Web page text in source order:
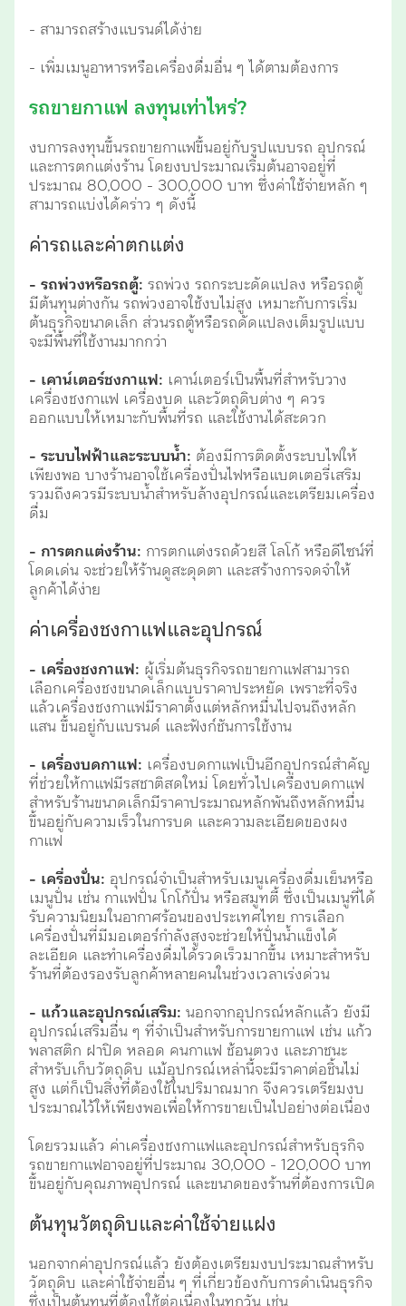
- สามารถสร้างแบรนด์ได้ง่าย
- เพิ่มเมนูอาหารหรือเครื่องดื่มอื่น ๆ ได้ตามต้องการ
รถขายกาแฟ ลงทุนเท่าไหร่?
งบการลงทุนขึ้นรถขายกาแฟขึ้นอยู่กับรูปแบบรถ อุปกรณ์
และการตกแต่งร้าน โดยงบประมาณเริ่มต้นอาจอยู่ที่
ประมาณ 80,000 - 300,000 บาท ซึ่งค่าใช้จ่ายหลัก ๆ
สามารถแบ่งได้คร่าว ๆ ดังนี้
ค่ารถและค่าตกแต่ง
- รถพ่วงหรือรถตู้: รถพ่วง รถกระบะดัดแปลง หรือรถตู้
มีต้นทุนต่างกัน รถพ่วงอาจใช้งบไม่สูง เหมาะกับการเริ่ม
ต้นธุรกิจขนาดเล็ก ส่วนรถตู้หรือรถดัดแปลงเต็มรูปแบบ
จะมีพื้นที่ใช้งานมากกว่า
- เคาน์เตอร์ชงกาแฟ: เคาน์เตอร์เป็นพื้นที่สำหรับวาง
เครื่องชงกาแฟ เครื่องบด และวัตถุดิบต่าง ๆ ควร
ออกแบบให้เหมาะกับพื้นที่รถ และใช้งานได้สะดวก
- ระบบไฟฟ้าและระบบน้ำ: ต้องมีการติดตั้งระบบไฟให้
เพียงพอ บางร้านอาจใช้เครื่องปั่นไฟหรือแบตเตอรี่เสริม
รวมถึงควรมีระบบน้ำสำหรับล้างอุปกรณ์และเตรียมเครื่อง
ดื่ม
- การตกแต่งร้าน: การตกแต่งรถด้วยสี โลโก้ หรือดีไซน์ที่
โดดเด่น จะช่วยให้ร้านดูสะดุดตา และสร้างการจดจำให้
ลูกค้าได้ง่าย
ค่าเครื่องชงกาแฟและอุปกรณ์
- เครื่องชงกาแฟ: ผู้เริ่มต้นธุรกิจรถขายกาแฟสามารถ
เลือกเครื่องชงขนาดเล็กแบบราคาประหยัด เพราะที่จริง
แล้วเครื่องชงกาแฟมีราคาตั้งแต่หลักหมื่นไปจนถึงหลัก
แสน ขึ้นอยู่กับแบรนด์ และฟังก์ชันการใช้งาน
- เครื่องบดกาแฟ: เครื่องบดกาแฟเป็นอีกอุปกรณ์สำคัญ
ที่ช่วยให้กาแฟมีรสชาติสดใหม่ โดยทั่วไปเครื่องบดกาแฟ
สำหรับร้านขนาดเล็กมีราคาประมาณหลักพันถึงหลักหมื่น
ขึ้นอยู่กับความเร็วในการบด และความละเอียดของผง
กาแฟ
- เครื่องปั่น: อุปกรณ์จำเป็นสำหรับเมนูเครื่องดื่มเย็นหรือ
เมนูปั่น เช่น กาแฟปั่น โกโก้ปั่น หรือสมูทตี้ ซึ่งเป็นเมนูที่ได้
รับความนิยมในอากาศร้อนของประเทศไทย การเลือก
เครื่องปั่นที่มีมอเตอร์กำลังสูงจะช่วยให้ปั่นน้ำแข็งได้
ละเอียด และทำเครื่องดื่มได้รวดเร็วมากขึ้น เหมาะสำหรับ
ร้านที่ต้องรองรับลูกค้าหลายคนในช่วงเวลาเร่งด่วน
- แก้วและอุปกรณ์เสริม: นอกจากอุปกรณ์หลักแล้ว ยังมี
อุปกรณ์เสริมอื่น ๆ ที่จำเป็นสำหรับการขายกาแฟ เช่น แก้ว
พลาสติก ฝาปิด หลอด คนกาแฟ ช้อนตวง และภาชนะ
สำหรับเก็บวัตถุดิบ แม้อุปกรณ์เหล่านี้จะมีราคาต่อชิ้นไม่
สูง แต่ก็เป็นสิ่งที่ต้องใช้ในปริมาณมาก จึงควรเตรียมงบ
ประมาณไว้ให้เพียงพอเพื่อให้การขายเป็นไปอย่างต่อเนื่อง
โดยรวมแล้ว ค่าเครื่องชงกาแฟและอุปกรณ์สำหรับธุรกิจ
รถขายกาแฟอาจอยู่ที่ประมาณ 30,000 - 120,000 บาท
ขึ้นอยู่กับคุณภาพอุปกรณ์ และขนาดของร้านที่ต้องการเปิด
ต้นทุนวัตถุดิบและค่าใช้จ่ายแฝง
นอกจากค่าอุปกรณ์แล้ว ยังต้องเตรียมงบประมาณสำหรับ
วัตถุดิบ และค่าใช้จ่ายอื่น ๆ ที่เกี่ยวข้องกับการดำเนินธุรกิจ